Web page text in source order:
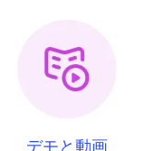
デモと動画